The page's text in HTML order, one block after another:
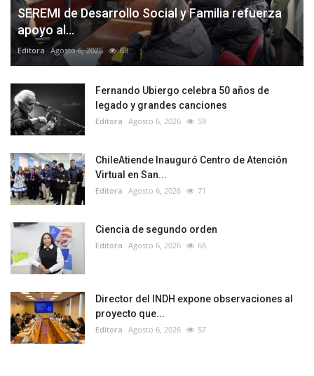
SEREMI de Desarrollo Social y Familia refuerza
apoyo al...
Editora Agosto 6, 2026 68
Fernando Ubiergo celebra 50 años de
legado y grandes canciones
Editora Agosto 6, 2026 59
ChileAtiende Inauguró Centro de Atención
Virtual en San...
Editora Agosto 6, 2026 71
Ciencia de segundo orden
Editora Agosto 6, 2026 68
Director del INDH expone observaciones al
proyecto que...
Editora Agosto 6, 2026 57